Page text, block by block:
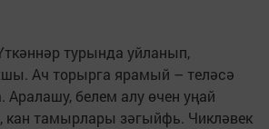
турында уйланып,
Ач торырга ярамый – теләсә
Аралашу, белем алу өчен уңай
кан тамырлары зәгыйфь. Чикләвек